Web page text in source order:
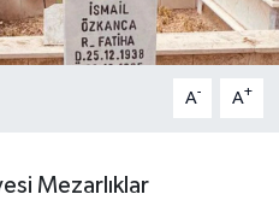
A- A+
Mezarlıklar